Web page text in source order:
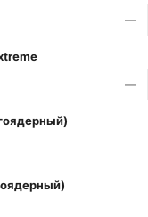
—
—